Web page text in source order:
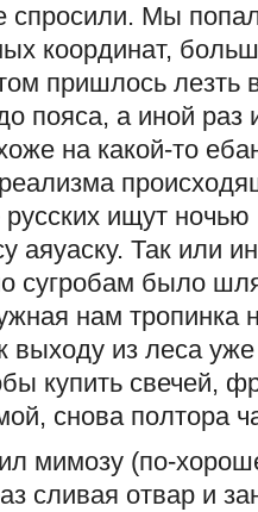
спросили. Мы
координат,
пришлось лезть
пояса, а иной раз
на какой-то
ищут ночью
аяуаску. Так или
сугробам было
нам тропинка
выходу из леса
купить свечей,
снова полтора
мимозу (по-
сливая отвар и